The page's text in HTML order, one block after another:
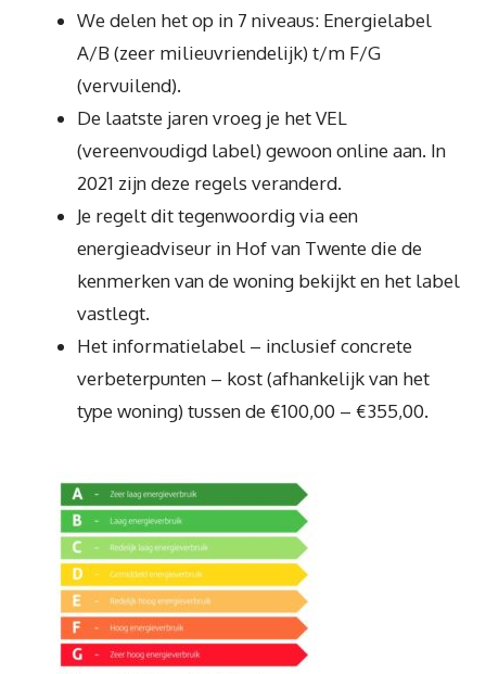
We delen het op in 7 niveaus: Energielabel
A/B (zeer milieuvriendelijk) t/m F/G
(vervuilend).
De laatste jaren vroeg je het VEL
(vereenvoudigd label) gewoon online aan. In
2021 zijn deze regels veranderd.
Je regelt dit tegenwoordig via een
energieadviseur in Hof van Twente die de
kenmerken van de woning bekijkt en het label
vastlegt.
Het informatielabel – inclusief concrete
verbeterpunten – kost (afhankelijk van het
type woning) tussen de €100,00 – €355,00.